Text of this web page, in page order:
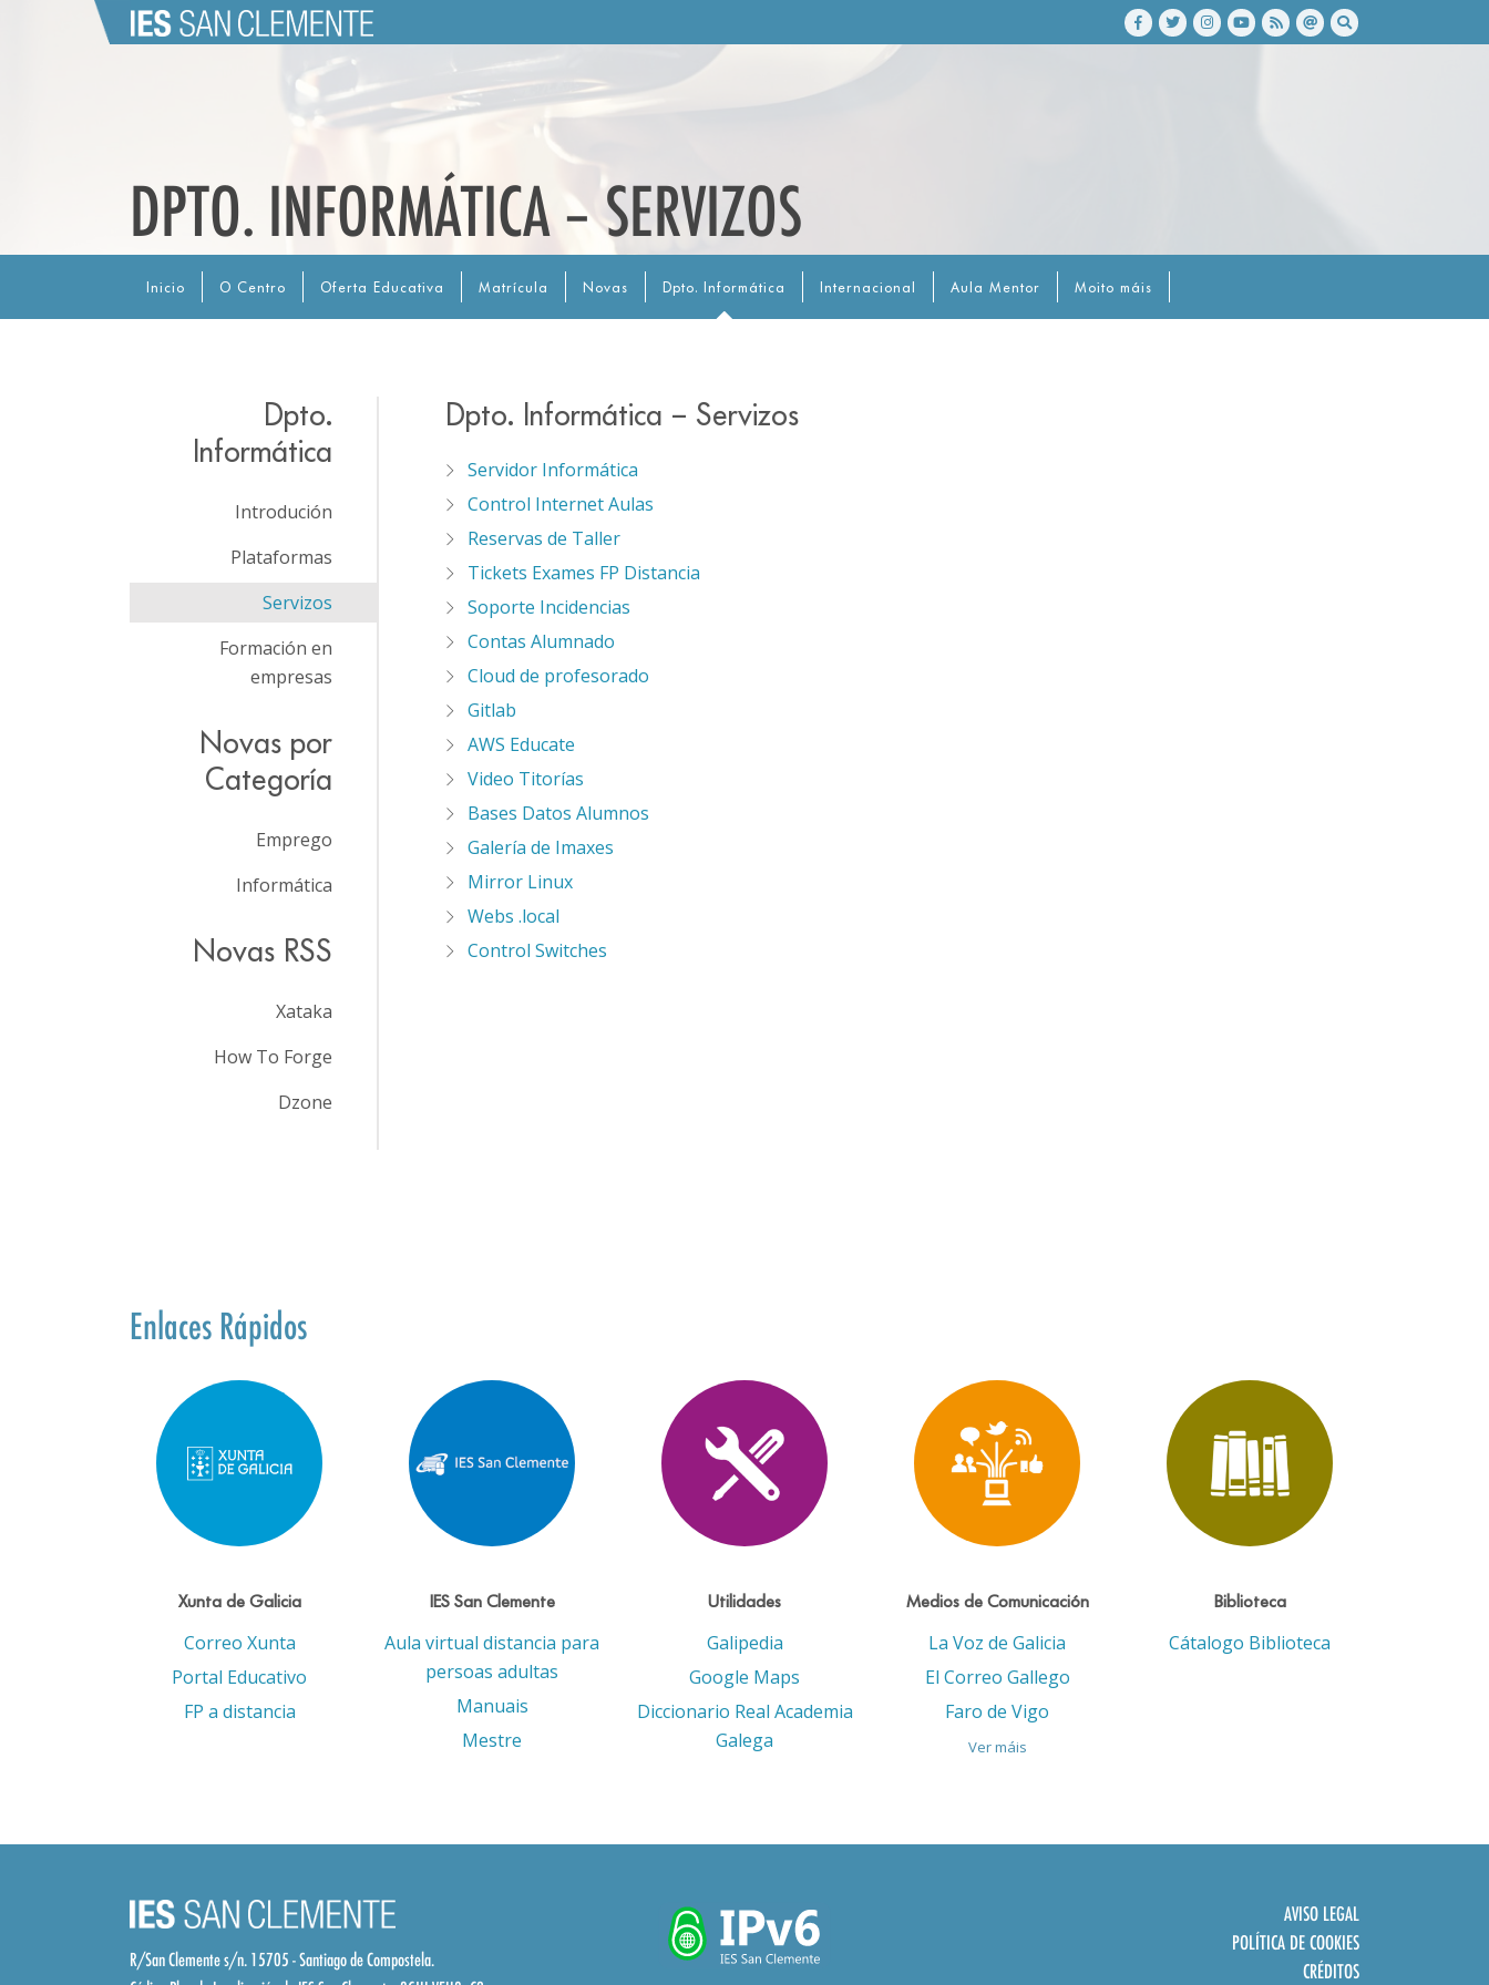
DPTO. INFORMÁTICA – SERVIZOS
Inicio O Centro Oferta Educativa Matrícula Novas Dpto. Informática Internacional Aula Mentor Moito máis
Dpto. Informática – Servizos
Servidor Informática
Control Internet Aulas
Reservas de Taller
Tickets Exames FP Distancia
Soporte Incidencias
Contas Alumnado
Cloud de profesorado
Gitlab
AWS Educate
Video Titorías
Bases Datos Alumnos
Galería de Imaxes
Mirror Linux
Webs .local
Control Switches
Dpto.
Informática
Introdución
Plataformas
Servizos
Formación en
empresas
Novas por
Categoría
Emprego
Informática
Novas RSS
Xataka
How To Forge
Dzone
Enlaces Rápidos
Xunta de Galicia
Correo Xunta
Portal Educativo
FP a distancia
IES San Clemente
Aula virtual distancia para
persoas adultas
Manuais
Mestre
Utilidades
Galipedia
Google Maps
Diccionario Real Academia
Galega
Medios de Comunicación
La Voz de Galicia
El Correo Gallego
Faro de Vigo
Ver máis
Biblioteca
Cátalogo Biblioteca
R/San Clemente s/n. 15705 - Santiago de Compostela.
AVISO LEGAL
POLÍTICA DE COOKIES
CRÉDITOS